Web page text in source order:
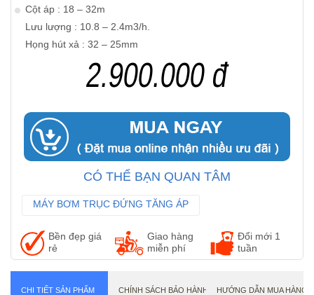
Cột áp : 18 – 32m
Lưu lượng : 10.8 – 2.4m3/h.
Họng hút xả : 32 – 25mm
2.900.000 đ
CÓ THỂ BẠN QUAN TÂM
MÁY BƠM TRỤC ĐỨNG TĂNG ÁP
MÁY BƠM NƯỚC CÔNG NGHIỆP
Bền đẹp giá
rẻ
Giao hàng
miễn phí
Đổi mới 1
tuần
CHI TIẾT SẢN PHẨM CHÍNH SÁCH BẢO HÀNH HƯỚNG DẪN MUA HÀNG